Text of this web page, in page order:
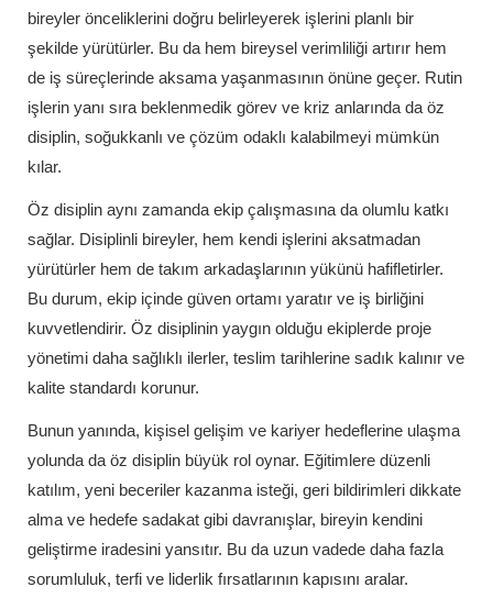
bireyler önceliklerini doğru belirleyerek işlerini planlı bir
şekilde yürütürler. Bu da hem bireysel verimliliği artırır hem
de iş süreçlerinde aksama yaşanmasının önüne geçer. Rutin
işlerin yanı sıra beklenmedik görev ve kriz anlarında da öz
disiplin, soğukkanlı ve çözüm odaklı kalabilmeyi mümkün
kılar.
Öz disiplin aynı zamanda ekip çalışmasına da olumlu katkı
sağlar. Disiplinli bireyler, hem kendi işlerini aksatmadan
yürütürler hem de takım arkadaşlarının yükünü hafifletirler.
Bu durum, ekip içinde güven ortamı yaratır ve iş birliğini
kuvvetlendirir. Öz disiplinin yaygın olduğu ekiplerde proje
yönetimi daha sağlıklı ilerler, teslim tarihlerine sadık kalınır ve
kalite standardı korunur.
Bunun yanında, kişisel gelişim ve kariyer hedeflerine ulaşma
yolunda da öz disiplin büyük rol oynar. Eğitimlere düzenli
katılım, yeni beceriler kazanma isteği, geri bildirimleri dikkate
alma ve hedefe sadakat gibi davranışlar, bireyin kendini
geliştirme iradesini yansıtır. Bu da uzun vadede daha fazla
sorumluluk, terfi ve liderlik fırsatlarının kapısını aralar.